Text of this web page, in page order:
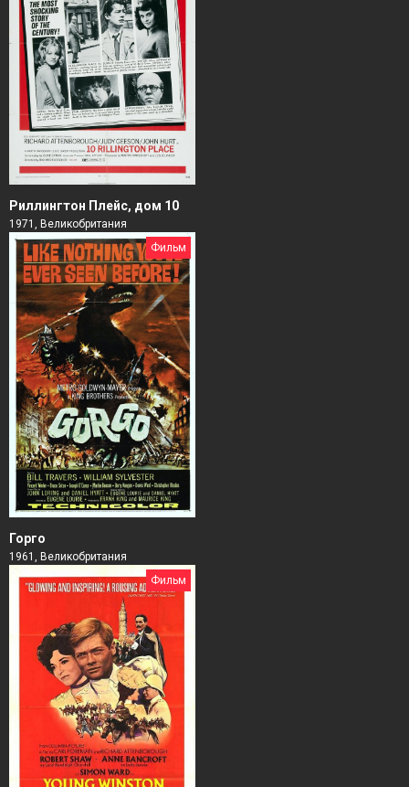
Риллингтон Плейс, дом 10
1971, Великобритания
Фильм
Горго
1961, Великобритания
Фильм